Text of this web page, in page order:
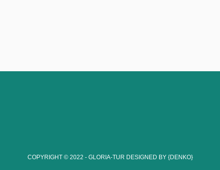
COPYRIGHT © 2022 - GLORIA-TUR DESIGNED BY {DENKO}